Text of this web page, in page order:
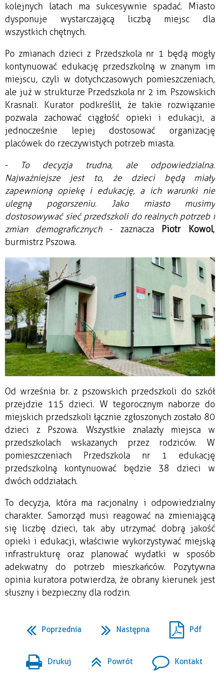
kolejnych latach ma sukcesywnie spadać. Miasto
dysponuje wystarczającą liczbą miejsc dla
wszystkich chętnych.
Po zmianach dzieci z Przedszkola nr 1 będą mogły
kontynuować edukację przedszkolną w znanym im
miejscu, czyli w dotychczasowych pomieszczeniach,
ale już w strukturze Przedszkola nr 2 im. Pszowskich
Krasnali. Kurator podkreślił, że takie rozwiązanie
pozwala zachować ciągłość opieki i edukacji, a
jednocześnie lepiej dostosować organizację
placówek do rzeczywistych potrzeb miasta.
- To decyzja trudna, ale odpowiedzialna.
Najważniejsze jest to, że dzieci będą miały
zapewnioną opiekę i edukację, a ich warunki nie
ulegną pogorszeniu. Jako miasto musimy
dostosowywać sieć przedszkoli do realnych potrzeb i
zmian demograficznych- zaznacza Piotr Kowol,
burmistrz Pszowa.
Od września br. z pszowskich przedszkoli do szkół
przejdzie 115 dzieci. W tegorocznym naborze do
miejskich przedszkoli łącznie zgłoszonych zostało 80
dzieci z Pszowa. Wszystkie znalazły miejsca w
przedszkolach wskazanych przez rodziców. W
pomieszczeniach Przedszkola nr 1 edukację
przedszkolną kontynuować będzie 38 dzieci w
dwóch oddziałach.
To decyzja, która ma racjonalny i odpowiedzialny
charakter. Samorząd musi reagować na zmieniającą
się liczbę dzieci, tak aby utrzymać dobrą jakość
opieki i edukacji, właściwie wykorzystywać miejską
infrastrukturę oraz planować wydatki w sposób
adekwatny do potrzeb mieszkańców. Pozytywna
opinia kuratora potwierdza, że obrany kierunek jest
słuszny i bezpieczny dla rodzin.
Poprzednia Następna Pdf
Drukuj Powrót Kontakt